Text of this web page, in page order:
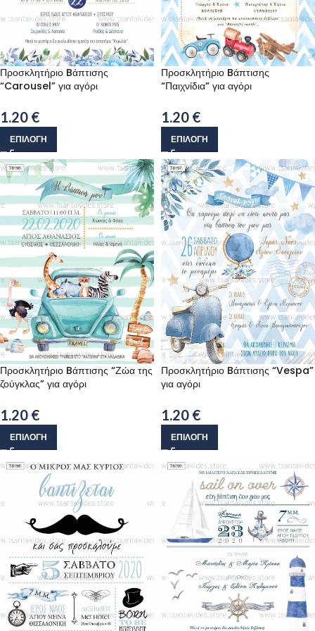
Προσκλητήριο Bάπτισης
“Carousel” για αγόρι
1.20 €
ΕΠΙΛΟΓΉ
Προσκλητήριο Bάπτισης
“Παιχνίδια” για αγόρι
1.20 €
ΕΠΙΛΟΓΉ
Προσκλητήριο Bάπτισης “Ζώα της
ζούγκλας” για αγόρι
1.20 €
ΕΠΙΛΟΓΉ
Προσκλητήριο Bάπτισης “Vespa”
για αγόρι
1.20 €
ΕΠΙΛΟΓΉ